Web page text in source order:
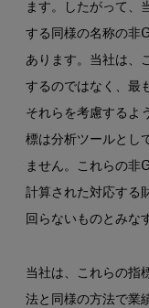
ます。したがって、
する同様の名称の非
あります。当社は、
するのではなく、最
それらを考慮するよ
標は分析ツールとし
ません。これらの
計算された対応する
回らないものとみな
当社は、これらの指
法と同様の方法で業